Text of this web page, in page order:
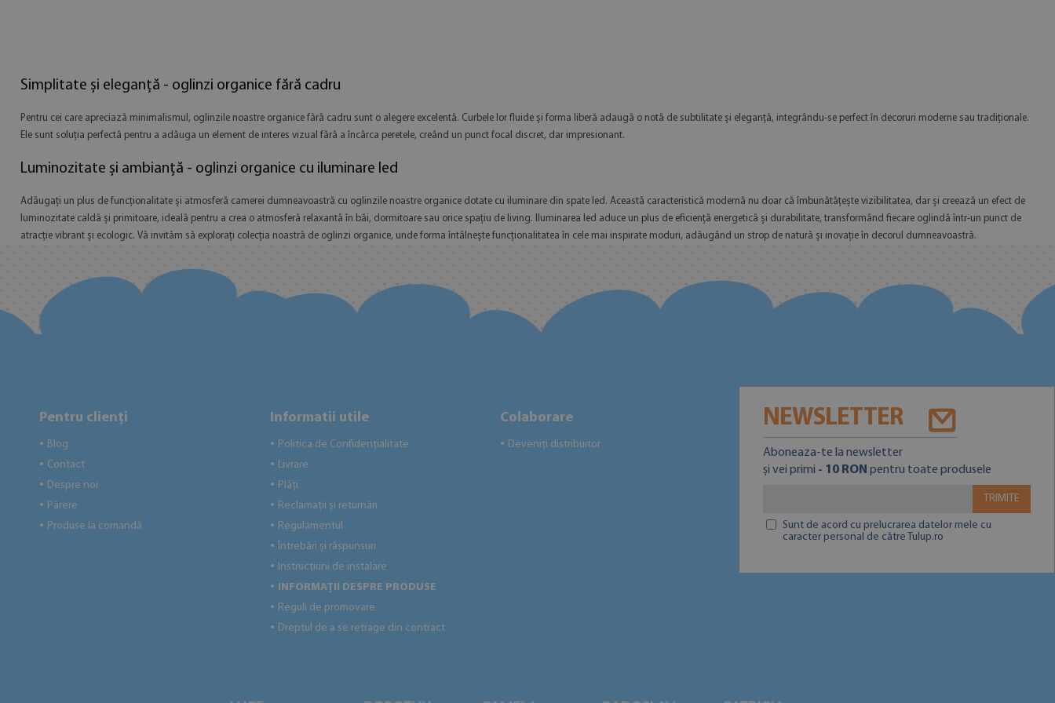
Simplitate și eleganță - oglinzi organice fără cadru
Pentru cei care apreciază minimalismul, oglinzile noastre organice fără cadru sunt o alegere excelentă. Curbele lor fluide și forma liberă adaugă o notă de subtilitate și eleganță, integrându-se perfect în decoruri moderne sau tradiționale.
Ele sunt soluția perfectă pentru a adăuga un element de interes vizual fără a încărca peretele, creând un punct focal discret, dar impresionant.
Luminozitate și ambianță - oglinzi organice cu iluminare led
Adăugați un plus de funcționalitate și atmosferă camerei dumneavoastră cu oglinzile noastre organice dotate cu iluminare din spate led. Această caracteristică modernă nu doar că îmbunătățește vizibilitatea, dar și creează un efect de
luminozitate caldă și primitoare, ideală pentru a crea o atmosferă relaxantă în băi, dormitoare sau orice spațiu de living. Iluminarea led aduce un plus de eficiență energetică și durabilitate, transformând fiecare oglindă într-un punct de
atracție vibrant și ecologic. Vă invităm să explorați colecția noastră de oglinzi organice, unde forma întâlnește funcționalitatea în cele mai inspirate moduri, adăugând un strop de natură și inovație în decorul dumneavoastră.
Pentru clienți
● Blog
● Contact
● Despre noi
● Părere
● Produse la comandă
Informatii utile
● Politica de Confidențialitate
● Livrare
● Plăți
● Reclamații și returnări
● Regulamentul
● Întrebări și răspunsuri
● Instrucțiuni de instalare
● INFORMAȚII DESPRE PRODUSE
● Reguli de promovare
● Dreptul de a se retrage din contract
Colaborare
● Deveniți distribuitor
NEWSLETTER
Aboneaza-te la newsletter
și vei primi - 10 RON pentru toate produsele
TRIMITE
Sunt de acord cu prelucrarea datelor mele cu
caracter personal de către Tulup.ro